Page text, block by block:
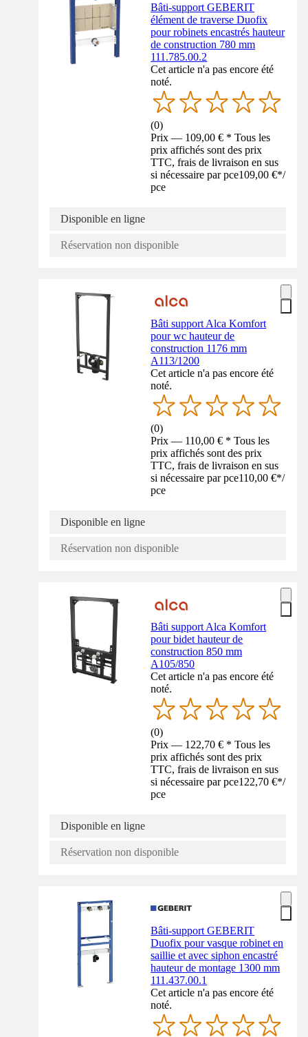
Bâti-support GEBERIT
élément de traverse Duofix
pour robinets encastrés hauteur
de construction 780 mm
111.785.00.2
Cet article n'a pas encore été
noté.
(0)
Prix — 109,00 € * Tous les
prix affichés sont des prix
TTC, frais de livraison en sus
si nécessaire par pce109,00 €*/
pce
Disponible en ligne
Réservation non disponible
Bâti support Alca Komfort
pour wc hauteur de
construction 1176 mm
A113/1200
Cet article n'a pas encore été
noté.
(0)
Prix — 110,00 € * Tous les
prix affichés sont des prix
TTC, frais de livraison en sus
si nécessaire par pce110,00 €*/
pce
Disponible en ligne
Réservation non disponible
Bâti support Alca Komfort
pour bidet hauteur de
construction 850 mm
A105/850
Cet article n'a pas encore été
noté.
(0)
Prix — 122,70 € * Tous les
prix affichés sont des prix
TTC, frais de livraison en sus
si nécessaire par pce122,70 €*/
pce
Disponible en ligne
Réservation non disponible
Bâti-support GEBERIT
Duofix pour vasque robinet en
saillie et avec siphon encastré
hauteur de montage 1300 mm
111.437.00.1
Cet article n'a pas encore été
noté.